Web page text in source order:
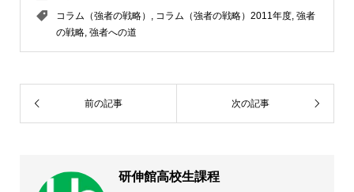
コラム（強者の戦略）
コラム（強者の戦略）2011年度 強者
の戦略 強者への道
前の記事 次の記事
研伸館高校生課程